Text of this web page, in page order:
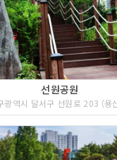
선원공원
광역시 달서구 선원로 203 (용